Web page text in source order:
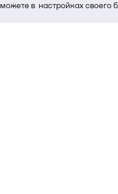
можете в настройках своего